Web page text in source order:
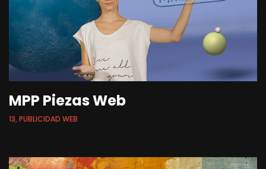
MPP Piezas Web
13, PUBLICIDAD WEB